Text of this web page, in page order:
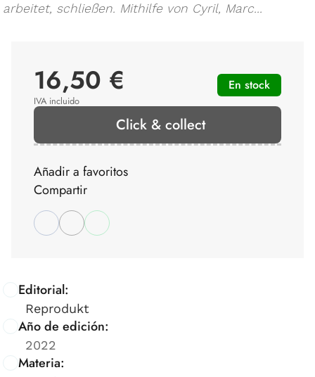
arbeitet, schließen. Mithilfe von Cyril, Marc...
Editorial:
Reprodukt
Año de edición:
2022
Materia:
16,50 €
IVA incluido
En stock
Click & collect
Añadir a favoritos
Compartir